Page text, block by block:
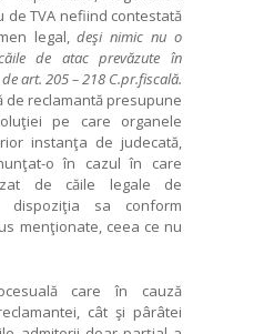
de TVA nefiind contestată
legal,deşi nimic nu o
ăile de atac prevăzute în
de art. 205 – 218 C.pr.fiscală.
de reclamantă presupune
pe care organele
instanţa de judecată,
o în cazul în care
de căile legale de
sa conform
menţionate, ceea ce nu
care în cauză
cât şi pârâtei